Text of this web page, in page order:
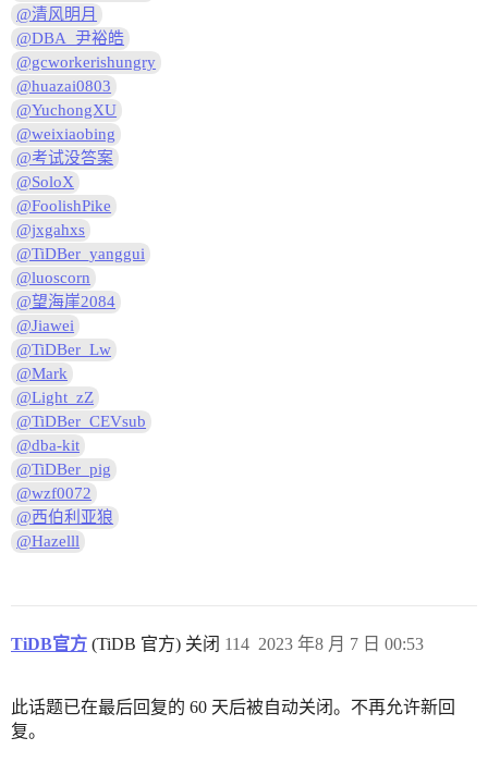
@清风明月
@DBA_尹裕皓
@gcworkerishungry
@huazai0803
@YuchongXU
@weixiaobing
@考试没答案
@SoloX
@FoolishPike
@jxgahxs
@TiDBer_yanggui
@luoscorn
@望海崖2084
@Jiawei
@TiDBer_Lw
@Mark
@Light_zZ
@TiDBer_CEVsub
@dba-kit
@TiDBer_pig
@wzf0072
@西伯利亚狼
@Hazelll
TiDB官方 (TiDB 官方) 关闭 2023 年8 月 7 日 00:53
114
此话题已在最后回复的 60 天后被自动关闭。不再允许新回
复。